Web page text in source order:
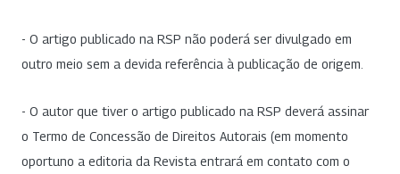
- O artigo publicado na RSP não poderá ser divulgado em
outro meio sem a devida referência à publicação de origem.
- O autor que tiver o artigo publicado na RSP deverá assinar
o Termo de Concessão de Direitos Autorais (em momento
oportuno a editoria da Revista entrará em contato com o